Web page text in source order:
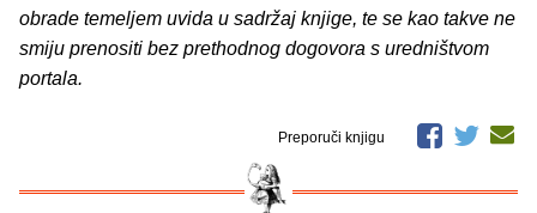
obrade temeljem uvida u sadržaj knjige, te se kao takve ne
smiju prenositi bez prethodnog dogovora s uredništvom
portala.
Preporuči knjigu